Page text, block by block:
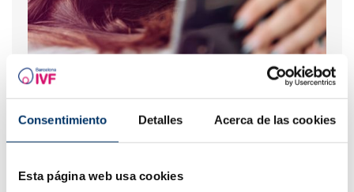
Consentimiento Detalles Acerca de las cookies
Esta página web usa cookies
¿Puedo quedar embarazada si he tenido o tengo
quistes en los ovarios?